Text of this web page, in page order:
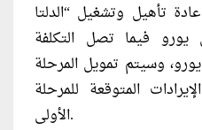
تأهيل وتشغيل “الدلتا
إلى 200 مليون يورو فيما تصل التكلفة
450 مليون يورو، وسيتم تمويل المرحلة
المتوقعة للمرحلة
الأولى.